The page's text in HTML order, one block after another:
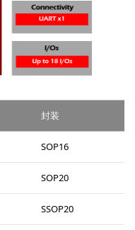
封装
SOP16
SOP20
SSOP20